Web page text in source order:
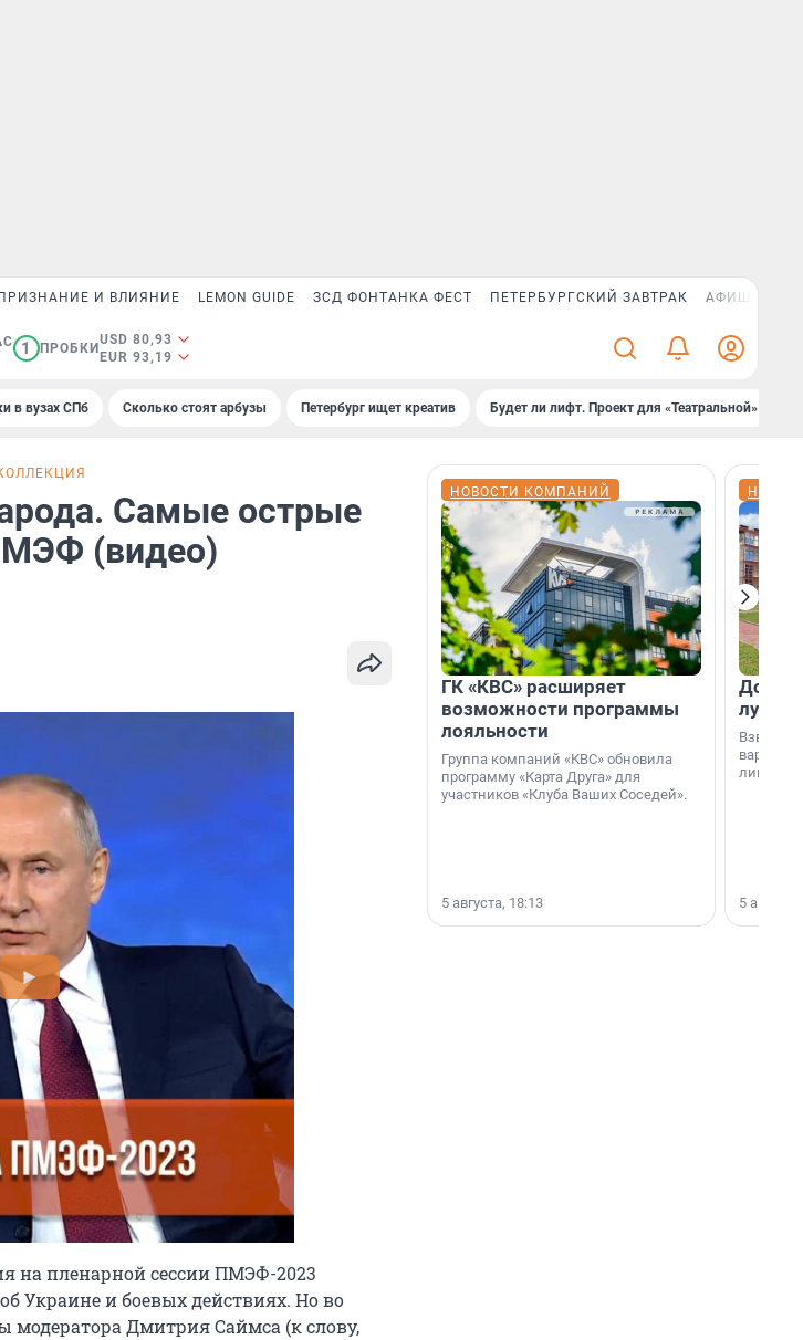
ПРИЗНАНИЕ И ВЛИЯНИЕ LEMON GUIDE ЗСД ФОНТАНКА ФЕСТ ПЕТЕРБУРГСКИЙ ЗАВТРАК АФИША PLUS
1 ПРОБКИ
USD 80,93
EUR 93,19
в вузах СПб Сколько стоят арбузы Петербург ищет креатив Будет ли лифт. Проект для «Театральной»
Самые острые
(видео)
на пленарной сессии ПМЭФ-2023
Украине и боевых действиях. Но во
модератора Дмитрия Саймса (к слову,
НОВОСТИ КОМПАНИЙ
ГК «КВС» расширяет
возможности программы
лояльности
Группа компаний «КВС» обновила
программу «Карта Друга» для
участников «Клуба Ваших Соседей».
5 августа, 18:13
Дом
лучше
лишнего
5